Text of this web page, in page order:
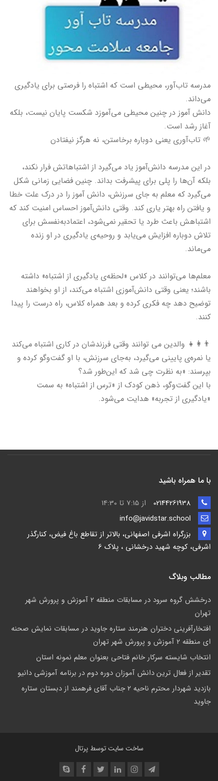
مدرسه تاب‌آور، محیطی است که اشتباه را فرصتی برای یادگیری
می‌داند.
دانش آموز در چنین محیطی می‌آموزد شکست پایان نیست، بلکه
آغاز رشد است.
🌱 تاب‌آوری یعنی دوباره برخاستن، نه هرگز نیفتادن
در این مدرسه دانش‌آموز یاد می‌گیرد از اشتباهاتش فرار نکند،
بلکه آن‌ها را پلی برای پیشرفت بداند. چنین فضایی زمانی شکل
می‌گیرد که معلم به جای سرزنش، دانش آموز را در درک علت خطا
و یافتن راه بهتر یاری کند. وقتی دانش‌آموز احساس امنیت کند که
اشتباهش باعث طرد یا تحقیر نمی‌شود، اعتمادبه‌نفسش برای
تلاش دوباره افزایش می‌یابد و روحیه‌ی یادگیری در او زنده
می‌ماند.
معلم‌ها می‌توانند در کلاس «لحظه‌ی یادگیری از اشتباه» داشته
باشند؛ یعنی وقتی دانش‌آموزی اشتباه می‌کند، از او بخواهند
توضیح دهد چه فکری کرده و بعد همراه کلاس، راه درست را پیدا
کنند.
👨‍👩‍👧 والدین می توانند وقتی فرزندشان در کاری اشتباه می‌کند
یا نمره‌ی پایینی می‌گیرد، به‌جای سرزنش، با او گفت‌وگو کرده و
بپرسند: «به نظرت چی شد که این‌طور شد؟
با این گفت‌وگو، ذهن کودک از «ترس از اشتباه» به سمت
«یادگیری از تجربه» هدایت می‌شود.
با ما همراه باشید
از 7:15 تا 14:30
بزرگراه اشرفی اصفهانی، بالاتر از تقاطع باغ فیض، کنارگذر
اشرفی، کوچه شهید درخشانی ، پلاک 6
مطالب وبلاگ
درخشش گروه سرود در مسابقات منطقه 2 آموزش و پرورش شهر
تهران
افتخارآفرینی دختران هنرمند ستاره جاوید در مسابقات نمایش صحنه
ای منطقه 2 آموزش و پرورش شهر تهران
انتخاب شایسته سرکار خانم فتاحی بعنوان معلم نمونه استان
تقدیر از فعال ترین دانش آموزان دوره دوم در برنامه آموزشی دانیو
بازدید شهردار محترم ناحیه ۲ جناب آقای فرهمند از دبستان ستاره
جاوید
ساخت سایت توسطپرتال